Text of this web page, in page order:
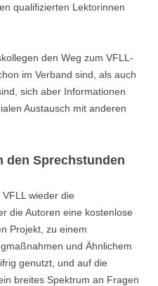
qualifizierten Lektorinnen
den Weg zum VFLL-
im Verband sind, als auch
sich aber Informationen
Austausch mit anderen
den Sprechstunden
wieder die
die Autoren eine kostenlose
Projekt, zu einem
und Ähnlichem
genutzt, und auf die
breites Spektrum an Fragen